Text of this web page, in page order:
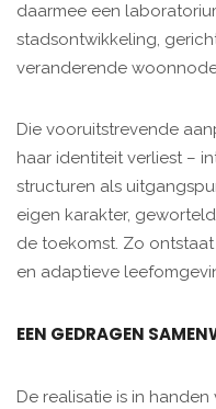
daarmee een
stadsontwikkeling,
veranderende
Die vooruitstrevende
haar identiteit verliest –
structuren als
eigen karakter,
de toekomst. Zo
en adaptieve
EEN GEDRAGEN
De realisatie is in